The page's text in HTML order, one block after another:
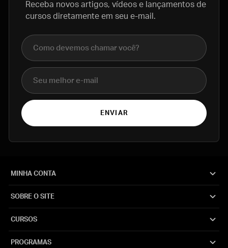
Receba novos artigos, vídeos e lançamentos de
cursos diretamente em seu e-mail.
Nome completo
E-mail
ENVIAR
MINHA CONTA
SOBRE O SITE
CURSOS
PROGRAMAS